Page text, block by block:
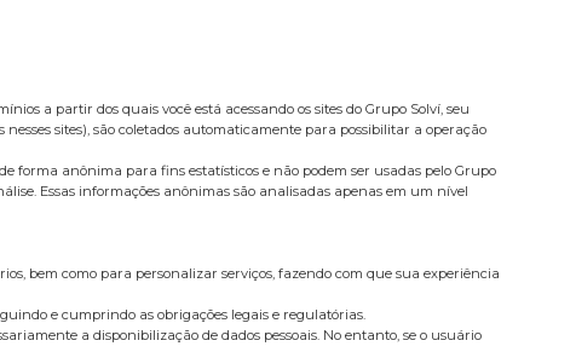
a partir dos quais você está acessando os sites do Grupo Solví, seu
sites), são coletados automaticamente para possibilitar a operação
forma anônima para fins estatísticos e não podem ser usadas pelo Grupo
Essas informações anônimas são analisadas apenas em um nível
bem como para personalizar serviços, fazendo com que sua experiência
e cumprindo as obrigações legais e regulatórias.
a disponibilização de dados pessoais. No entanto, se o usuário